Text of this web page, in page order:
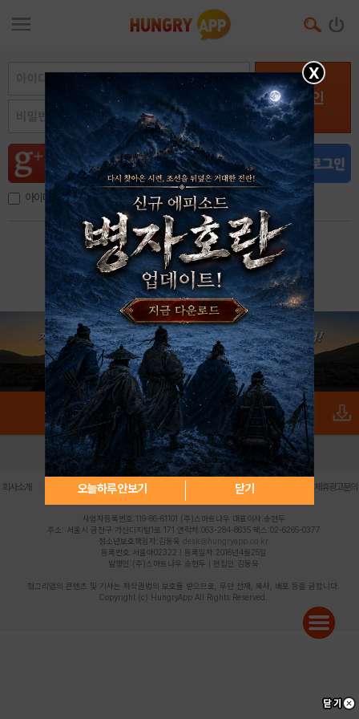
로그인
아이디, 이메일 저장
아이디 / 비밀번호 찾기 회원가입
X
오늘하루 안보기 닫기
로그인 PC버전 전체앱
회사소개 | 개인정보 처리방침 불법촬영물 신고센터 제휴광고문의
사업자등록번호:119-86-61101 (주)스마트나우 대표이사:송현두
주소: 서울시 금천구 가산디지털1로 171 연락처:063-284-8635 팩스:02-6265-0377
청소년보호책임자:김동욱 desk@hungryapp.co.kr
등록번호:서울아02322 | 등록일자:2016년4월25일
발행인:(주)스마트나우 송현두 | 편집인:김동욱
헝그리앱의 콘텐츠 및 기사는 저작권법의 보호를 받으므로, 무단 전재, 복사, 배포 등을 금합니다.
Copyright (c) HungryApp All Rights Reserved.